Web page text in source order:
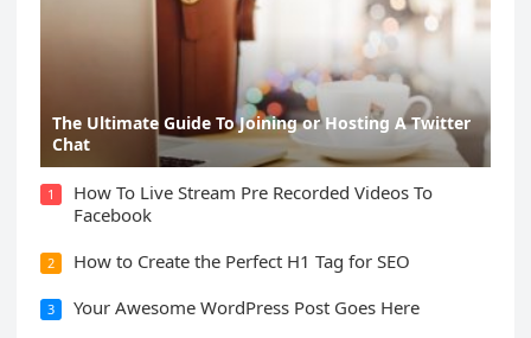
The Ultimate Guide To Joining or Hosting A Twitter
Chat
1
How To Live Stream Pre Recorded Videos To
Facebook
2 How to Create the Perfect H1 Tag for SEO
3 Your Awesome WordPress Post Goes Here